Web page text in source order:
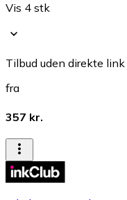
Vis 4 stk
Tilbud uden direkte link
fra
357 kr.